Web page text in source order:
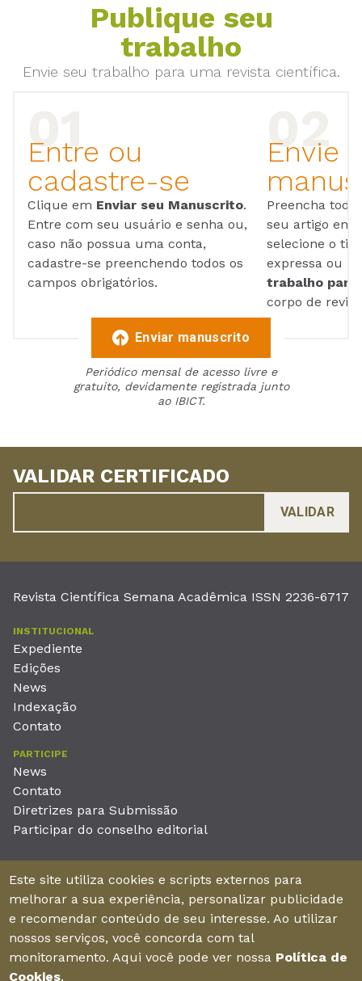
Publique seu
trabalho
Envie seu trabalho para uma revista científica.
Entre ou
cadastre-se
Clique em Enviar seu Manuscrito.
Entre com seu usuário e senha ou,
caso não possua uma conta,
cadastre-se preenchendo todos os
campos obrigatórios.
Envie
Preencha
seu artigo em
selecione o
expressa ou
trabalho para
corpo de
Enviar manuscrito
Periódico mensal de acesso livre e
gratuito, devidamente registrada junto
ao IBICT.
VALIDAR CERTIFICADO
Revista Científica Semana Acadêmica ISSN 2236-6717
INSTITUCIONAL
Expediente
Edições
News
Indexação
Contato
PARTICIPE
News
Contato
Diretrizes para Submissão
Participar do conselho editorial
Unieducar Inteligência Educacional Ltda
CNPJ: 05.569.970/0001-26
Av. Desembargador Moreira, No. 2001 – 11º andar - Bairro
Aldeota
Fortaleza – Ceará - Brasil - CEP 60170-001
Este site utiliza cookies e scripts externos para
melhorar a sua experiência, personalizar publicidade
e recomendar conteúdo de seu interesse. Ao utilizar
nossos serviços, você concorda com tal
monitoramento. Aqui você pode ver nossa Política de
Cookies.